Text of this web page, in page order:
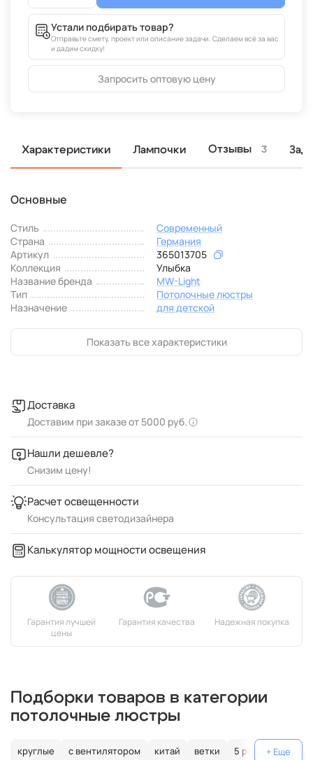
Устали подбирать товар?
Отправьте смету, проект или описание задачи. Сделаем всё за вас
и дадим скидку!
Запросить оптовую цену
Характеристики Лампочки Отзывы 3
Основные
Стиль
Современный
Страна
Германия
Артикул
365013705
Коллекция
Улыбка
Название бренда
MW-Light
Тип
Потолочные люстры
Назначение
для детской
Показать все характеристики
Доставка
Доставим при заказе от 5000 руб.
Нашли дешевле?
Снизим цену!
Расчет освещенности
Консультация светодизайнера
Калькулятор мощности освещения
Подборки товаров в категории
потолочные люстры
круглые с вентилятором китай ветки
5 рожков